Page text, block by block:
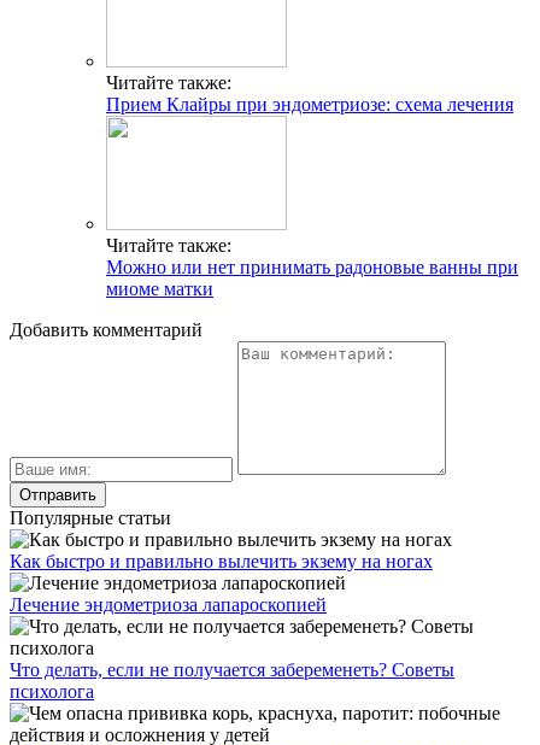
Читайте также:
Прием Клайры при эндометриозе: схема лечения
Читайте также:
Можно или нет принимать радоновые ванны при
миоме матки
Добавить комментарий
Популярные статьи
Как быстро и правильно вылечить экзему на ногах
Лечение эндометриоза лапароскопией
Что делать, если не получается забеременеть? Советы
психолога